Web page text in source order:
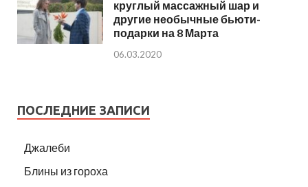
круглый массажный шар и
другие необычные бьюти-
подарки на 8 Марта
06.03.2020
ПОСЛЕДНИЕ ЗАПИСИ
Джалеби
Блины из гороха